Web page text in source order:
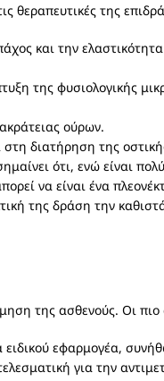
θεραπευτικές της
και την
της φυσιολογικής
ούρων.
διατήρηση της
ότι, ενώ είναι
να είναι ένα
της δράση την
της ασθενούς. Οι
ειδικού εφαρμογέα,
για την